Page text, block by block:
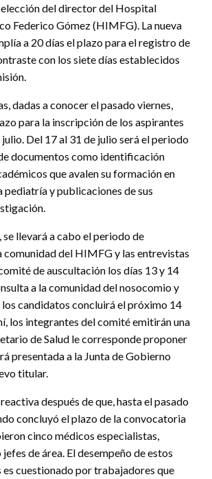
del director del Hospital
Federico Gómez (HIMFG). La nueva
a 20 días el plazo para el registro de
con los siete días establecidos
dadas a conocer el pasado viernes,
para la inscripción de los aspirantes
Del 17 al 31 de julio será el periodo
documentos como identificación
que avalen su formación en
pediatría y publicaciones de sus
llevará a cabo el periodo de
comunidad del HIMFG y las entrevistas
de auscultación los días 13 y 14
a la comunidad del nosocomio y
los candidatos concluirá el próximo 14
los integrantes del comité emitirán una
de Salud le corresponde proponer
presentada a la Junta de Gobierno
titular.
después de que, hasta el pasado
concluyó el plazo de la convocatoria
cinco médicos especialistas,
de área. El desempeño de estos
es cuestionado por trabajadores que